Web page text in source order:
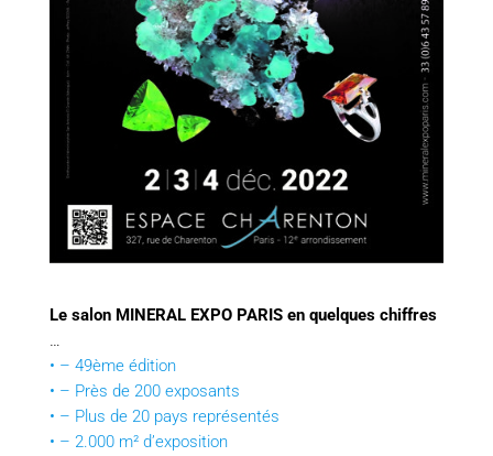
Le salon MINERAL EXPO PARIS en quelques chiffres
…
• – 49ème édition
• – Près de 200 exposants
• – Plus de 20 pays représentés
• – 2.000 m² d’exposition